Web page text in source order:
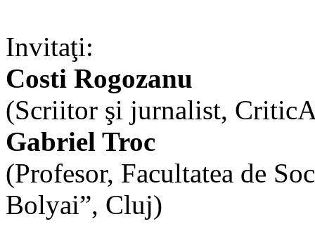
Invitaţi:
Costi Rogozanu
(Scriitor şi jurnalist,
Gabriel Troc
(Profesor, Facultatea de
Bolyai”, Cluj)